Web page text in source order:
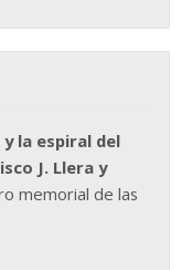
y la espiral del
J. Llera y
memorial de las